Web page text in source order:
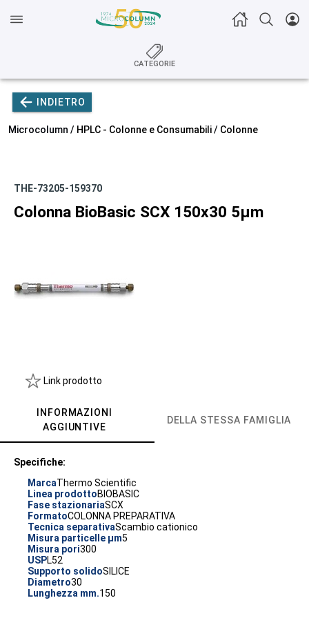
CATEGORIE
INDIETRO
Microcolumn / HPLC - Colonne e Consumabili/ Colonne
THE-73205-159370
Colonna BioBasic SCX 150x30 5µm
Link prodotto
INFORMAZIONI
AGGIUNTIVE
DELLA STESSA FAMIGLIA
Specifiche:
MarcaThermo Scientific
Linea prodottoBIOBASIC
Fase stazionariaSCX
FormatoCOLONNA PREPARATIVA
Tecnica separativaScambio cationico
Misura particelle µm5
Misura pori300
USPL52
Supporto solidoSILICE
Diametro30
Lunghezza mm.150